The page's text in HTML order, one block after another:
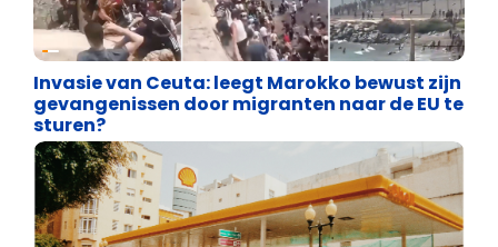
Asiel en Migratie
Invasie van Ceuta: leegt Marokko bewust zijn
gevangenissen door migranten naar de EU te
sturen?